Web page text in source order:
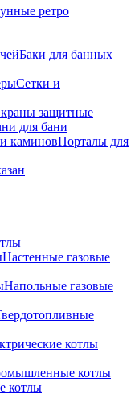
ретро
Баки для банных
Сетки и
защитные
для бани
Порталы для
Настенные газовые
Напольные газовые
котлы
котлы